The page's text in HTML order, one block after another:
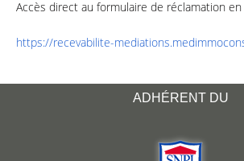
Accès direct au formulaire de réclamation en
https://recevabilite-
ADHÉRENT DU